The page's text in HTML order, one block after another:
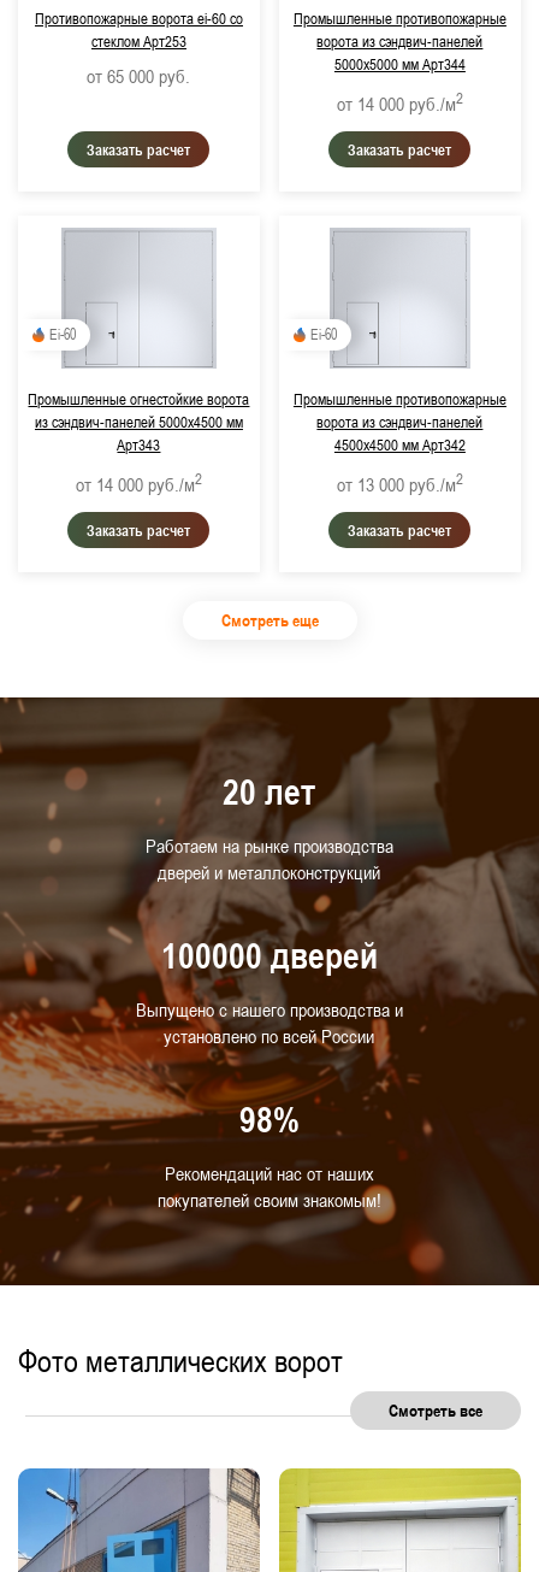
Противопожарные ворота ei-60 со
стеклом Арт253
от 65 000 руб.
Заказать расчет
Промышленные противопожарные
ворота из сэндвич-панелей
5000х5000 мм Арт344
от 14 000 руб./м2
Заказать расчет
Ei-60
Промышленные огнестойкие ворота
из сэндвич-панелей 5000х4500 мм
Арт343
от 14 000 руб./м2
Заказать расчет
Ei-60
Промышленные противопожарные
ворота из сэндвич-панелей
4500х4500 мм Арт342
от 13 000 руб./м2
Заказать расчет
Смотреть еще
20 лет
Работаем на рынке производства
дверей и металлоконструкций
100000 дверей
Выпущено с нашего производства и
установлено по всей России
98%
Рекомендаций нас от наших
покупателей своим знакомым!
Фото металлических ворот
Смотреть все